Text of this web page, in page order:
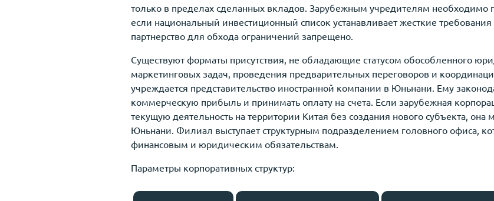
только в пределах сделанных вкладов. Зарубежным учредителям необходимо
если национальный инвестиционный список устанавливает жесткие требования
партнерство для обхода ограничений запрещено.
Существуют форматы присутствия, не обладающие статусом обособленного
маркетинговых задач, проведения предварительных переговоров и
учреждается представительство иностранной компании в Юньнани. Ему
коммерческую прибыль и принимать оплату на счета. Если зарубежная
текущую деятельность на территории Китая без создания нового субъекта,
Юньнани. Филиал выступает структурным подразделением головного офиса,
финансовым и юридическим обязательствам.
Параметры корпоративных структур: